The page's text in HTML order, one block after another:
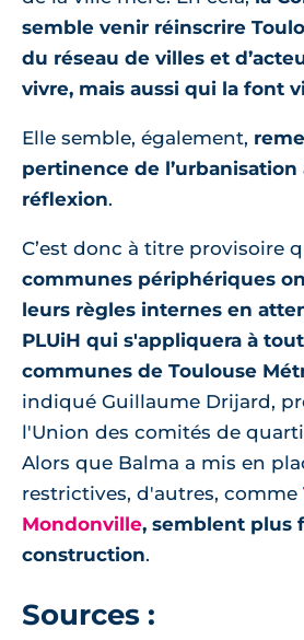
semble venir réinscrire
du réseau de villes et
vivre, mais aussi qui la font
Elle semble, également,
pertinence de
réflexion.
C’est donc à titre provisoire
communes périphériques
leurs règles internes en
PLUiH qui s'appliquera à
communes de Toulouse
indiqué Guillaume Drijard,
l'Union des comités de
Alors que Balma a mis en
restrictives, d'autres, comme
Mondonville, semblent plus
construction.
Sources :